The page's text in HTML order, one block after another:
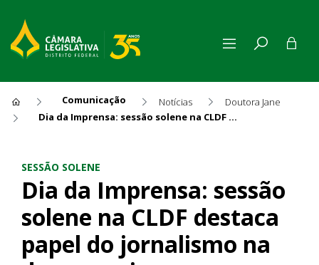
Comunicação Notícias
Doutora Jane
Dia da Imprensa: sessão solene na CLDF destaca papel do jornalismo na democracia
SESSÃO SOLENE
Dia da Imprensa: sessão
solene na CLDF destaca
papel do jornalismo na